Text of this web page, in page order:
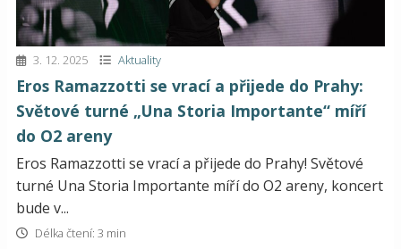
3. 12. 2025 Aktuality
Eros Ramazzotti se vrací a přijede do Prahy:
Světové turné „Una Storia Importante“ míří
do O2 areny
Eros Ramazzotti se vrací a přijede do Prahy! Světové
turné Una Storia Importante míří do O2 areny, koncert
bude v...
Délka čtení: 3 min